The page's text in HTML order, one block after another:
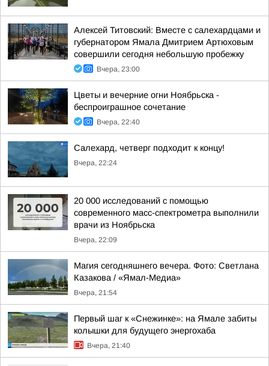
Алексей Титовский: Вместе с салехардцами и
губернатором Ямала Дмитрием Артюховым
совершили сегодня небольшую пробежку
Вчера, 23:00
Цветы и вечерние огни Ноябрьска -
беспроиграшное сочетание
Вчера, 22:40
Салехард, четверг подходит к концу!
Вчера, 22:24
20 000 исследований с помощью
современного масс-спектрометра выполнили
врачи из Ноябрьска
Вчера, 22:09
Магия сегодняшнего вечера. Фото: Светлана
Казакова / «Ямал-Медиа»
Вчера, 21:54
Первый шаг к «Снежинке»: на Ямале забиты
колышки для будущего энергохаба
Вчера, 21:40